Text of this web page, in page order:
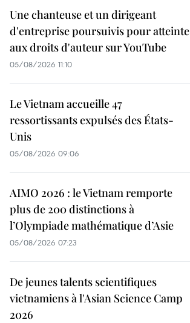
Une chanteuse et un dirigeant
d'entreprise poursuivis pour atteinte
aux droits d'auteur sur YouTube
05/08/2026 11:10
Le Vietnam accueille 47
ressortissants expulsés des États-
Unis
05/08/2026 09:06
AIMO 2026 : le Vietnam remporte
plus de 200 distinctions à
l’Olympiade mathématique d’Asie
05/08/2026 07:23
De jeunes talents scientifiques
vietnamiens à l'Asian Science Camp
2026